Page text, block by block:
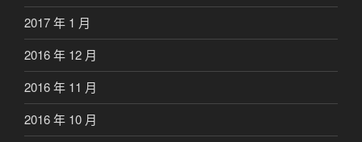
2017 年 1 月
2016 年 12 月
2016 年 11 月
2016 年 10 月